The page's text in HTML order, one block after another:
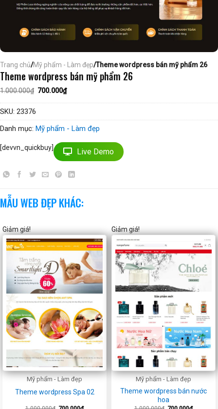
Trang chủ/Mỹ phẩm - Làm đẹp/Theme wordpress bán mỹ phẩm 26
Theme wordpress bán mỹ phẩm 26
1.000.000₫ Giá
là:
700.000₫Giá
hiện
tại
SKU: 23376
Danh mục: Mỹ phẩm - Làm đẹp
[devvn_quickbuy] Live Demo
MẪU WEB ĐẸP KHÁC:
Giảm giá!
Mỹ phẩm - Làm đẹp
Theme wordpress Spa 02
Giảm giá!
Mỹ phẩm - Làm đẹp
Theme wordpress bán nước
hoa